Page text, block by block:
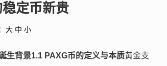
定币新贵
大 中 小
生背景1.1 PAXG币的定义与本质黄金支